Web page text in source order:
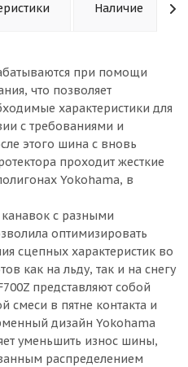
Наличие
при помощи
что позволяет
характеристики для
с требованиями и
этого шина с вновь
проходит жесткие
Yokohama, в
с разными
оптимизировать
сцепных характеристик во
как на льду, так и на снегу
представляют собой
смеси в пятне контакта и
дизайн Yokohama
уменьшить износ шины,
распределением